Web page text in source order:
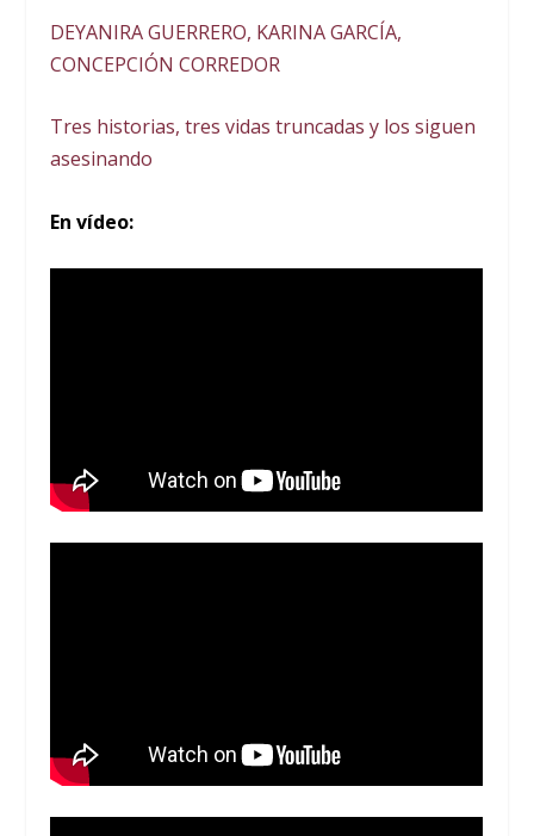
DEYANIRA GUERRERO, KARINA GARCÍA,
CONCEPCIÓN CORREDOR
Tres historias, tres vidas truncadas y los siguen
asesinando
En vídeo: